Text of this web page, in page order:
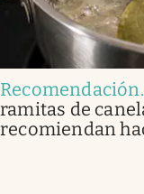
Recomendación.
ramitas de
recomiendan